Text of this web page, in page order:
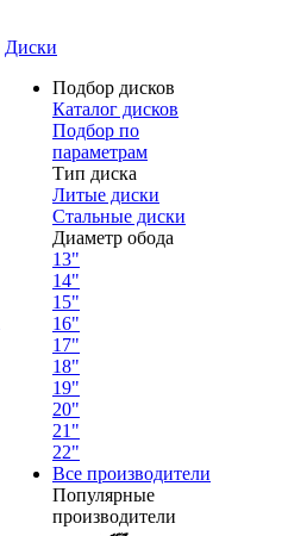
Диски
Подбор дисков
Каталог дисков
Подбор по
параметрам
Тип диска
Литые диски
Стальные диски
Диаметр обода
13"
14"
15"
16"
17"
18"
19"
20"
21"
22"
Все производители
Популярные
производители